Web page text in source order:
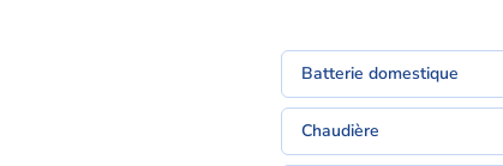
Batterie domestique
Chaudière